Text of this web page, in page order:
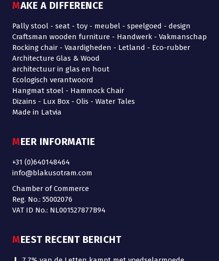
MAKE A DIFFERENCE
Pally stool - seat - toy - meubel - speelgoed - design
Craftsman wooden furniture - Handwerk - Vakmanschap
Rocking chair - Vaardigheden - Letland - Eco-rubber
Architecture Glas & Wood
architectuur in glas en hout
Ecologisch verantwoord
Hangmat stoel - Hammock Chair
Dizains - Lux Box - Olis - Water Tales
Made in Latvia
MEER INFORMATIE
+31 (0)640148464
info@blakusotram.com
Chamber of Commerce
Reg. No.: 55002076
VAT ID No.: NL001527877B94
MEEST RECENT BERICHT